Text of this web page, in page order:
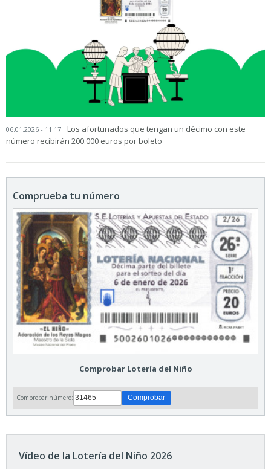
06.01.2026 - 11:17
Los afortunados que tengan un décimo con este
número recibirán 200.000 euros por boleto
Comprueba tu número
Comprobar Lotería del Niño
Comprobar número:
Vídeo de la Lotería del Niño 2026